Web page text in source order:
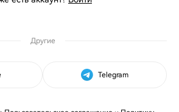
Другие
Telegram